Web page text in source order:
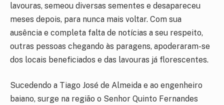
lavouras, semeou diversas sementes e desapareceu
meses depois, para nunca mais voltar. Com sua
ausência e completa falta de notícias a seu respeito,
outras pessoas chegando às paragens, apoderaram-se
dos locais beneficiados e das lavouras já florescentes.
Sucedendo a Tiago José de Almeida e ao engenheiro
baiano, surge na região o Senhor Quinto Fernandes